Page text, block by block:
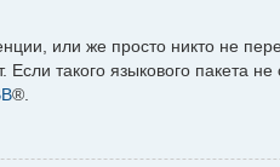
или же просто никто не
такого языкового пакета
®.